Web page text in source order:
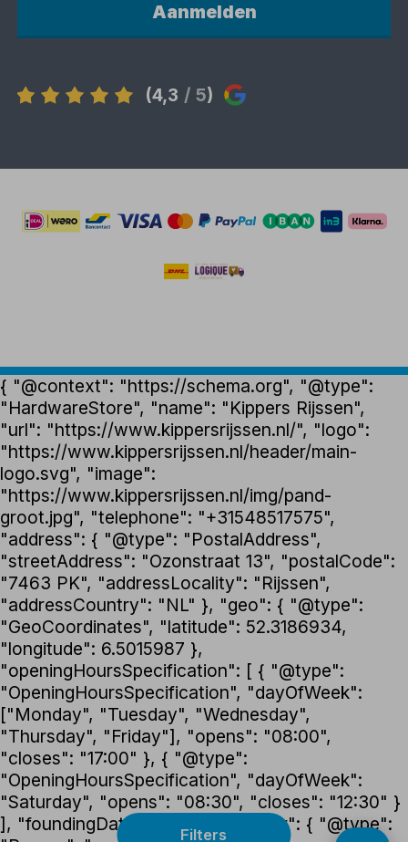
Filters
Aanmelden
(4,3 / 5)
{ "@context": "https://schema.org", "@type":
"HardwareStore", "name": "Kippers Rijssen",
"url": "https://www.kippersrijssen.nl/", "logo":
"https://www.kippersrijssen.nl/header/main-
logo.svg", "image":
"https://www.kippersrijssen.nl/img/pand-
groot.jpg", "telephone": "+31548517575",
"address": { "@type": "PostalAddress",
"streetAddress": "Ozonstraat 13", "postalCode":
"7463 PK", "addressLocality": "Rijssen",
"addressCountry": "NL" }, "geo": { "@type":
"GeoCoordinates", "latitude": 52.3186934,
"longitude": 6.5015987 },
"openingHoursSpecification": [ { "@type":
"OpeningHoursSpecification", "dayOfWeek":
["Monday", "Tuesday", "Wednesday",
"Thursday", "Friday"], "opens": "08:00",
"closes": "17:00" }, { "@type":
"OpeningHoursSpecification", "dayOfWeek":
"Saturday", "opens": "08:30", "closes": "12:30" }
], "foundingDate": "1992", "founder": { "@type":